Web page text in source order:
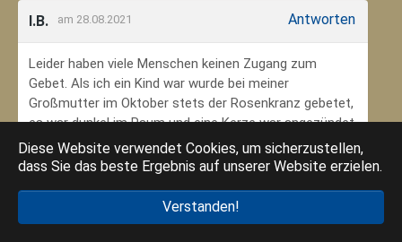
Diese Website verwendet Cookies, um sicherzustellen,
dass Sie das beste Ergebnis auf unserer Website erzielen.
Verstanden!
I.B. am 28.08.2021 Antworten
Leider haben viele Menschen keinen Zugang zum
Gebet. Als ich ein Kind war wurde bei meiner
Großmutter im Oktober stets der Rosenkranz gebetet,
es war dunkel im Raum und eine Kerze war angezündet.
Ich habe mich ungeheuer geborgen gefühlt. Das weiß
ich jetzt im Alter sehr zu schätzen. Danke an meine
Danke an die Gottesmutter Maria, dass ich beten kann.